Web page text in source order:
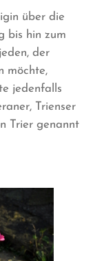
über die
bis hin zum
der
möchte,
jedenfalls
Trienser
Trier genannt